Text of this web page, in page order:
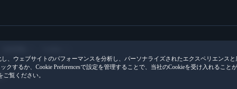
、ウェブサイトのパフォーマンスを分析し、パーソナライズされたエクスペリエンス
クするか、Cookie Preferencesで設定を管理することで、当社のCookieを受け入れること
覧ください。